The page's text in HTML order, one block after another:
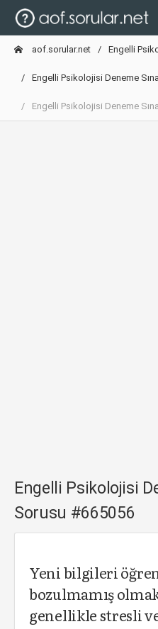
aof.sorular.net Engelli
Engelli Psikolojisi Deneme
Engelli Psikolojisi Deneme
Engelli Psikolojisi
Sorusu #665056
Yeni bilgileri
bozulmamış
genellikle stresli